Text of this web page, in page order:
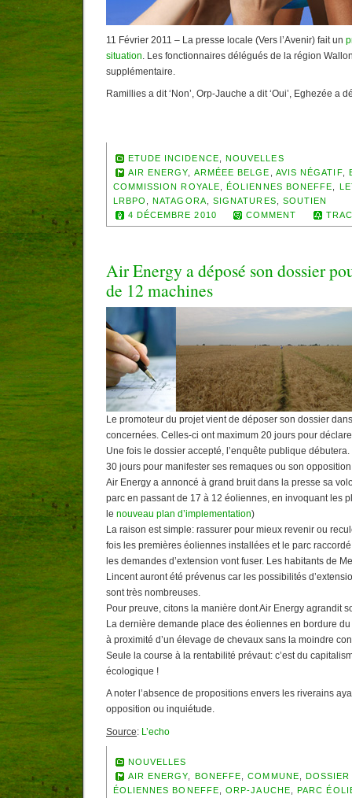
11 Février 2011 – La presse locale (Vers l’Avenir) fait un
situation . Les fonctionnaires délégués de la région
supplémentaire.
Ramillies a dit ‘Non’, Orp-Jauche a dit ‘Oui’, Eghezée
ETUDE INCIDENCE
NOUVELLES
AIR ENERGY
ARMÉEE BELGE AVIS NÉGATIF,
COMMISSION ROYALE ,ÉOLIENNES BONEFFE
LRBPO
,NATAGORA SIGNATURES
SOUTIEN
4 DÉCEMBRE 2010
COMMENT
Air Energy a déposé son dossier
de 12 machines
Le promoteur du projet vient de déposer son dossier
concernées. Celles-ci ont maximum 20 jours pour
Une fois le dossier accepté, l’enquête publique
30 jours pour manifester ses remaques ou son
Air Energy a annoncé à grand bruit dans la presse sa
parc en passant de 17 à 12 éoliennes, en invoquant les
le nouveau plan d’implementation)
La raison est simple: rassurer pour mieux revenir ou
fois les premières éoliennes installées et le parc
les demandes d’extension vont fuser. Les habitants de
Lincent auront été prévenus car les possibilités
sont très nombreuses.
Pour preuve, citons la manière dont Air Energy agrandit
La dernière demande place des éoliennes en bordure
à proximité d’un élevage de chevaux sans la moindre
Seule la course à la rentabilité prévaut: c’est du
écologique !
A noter l’absence de propositions envers les riverains
opposition ou inquiétude.
Source: L’echo
NOUVELLES
AIR ENERGY
BONEFFE ,COMMUNE
ÉOLIENNES BONEFFE ,ORP-JAUCHE ,PARC